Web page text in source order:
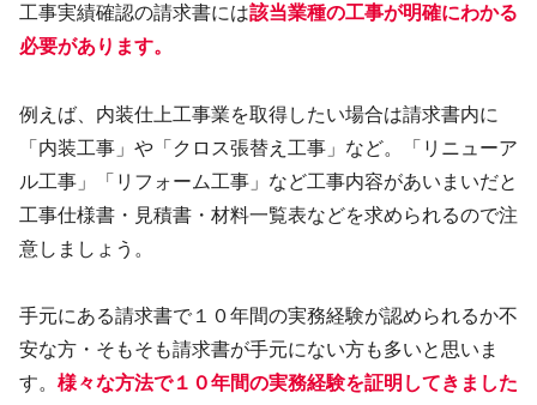
工事実績確認の請求書には該当業種の工事が明確にわかる
必要があります。
例えば、内装仕上工事業を取得したい場合は請求書内に
「内装工事」や「クロス張替え工事」など。「リニューア
ル工事」「リフォーム工事」など工事内容があいまいだと
工事仕様書・見積書・材料一覧表などを求められるので注
意しましょう。
手元にある請求書で１０年間の実務経験が認められるか不
安な方・そもそも請求書が手元にない方も多いと思いま
す。 様々な方法で１０年間の実務経験を証明してきました